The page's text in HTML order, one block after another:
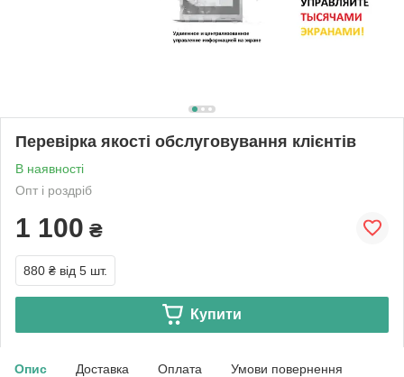
Перевірка якості обслуговування клієнтів
В наявності
Опт і роздріб
1 100 ₴
880 ₴ від 5 шт.
Купити
Опис Доставка Оплата Умови повернення